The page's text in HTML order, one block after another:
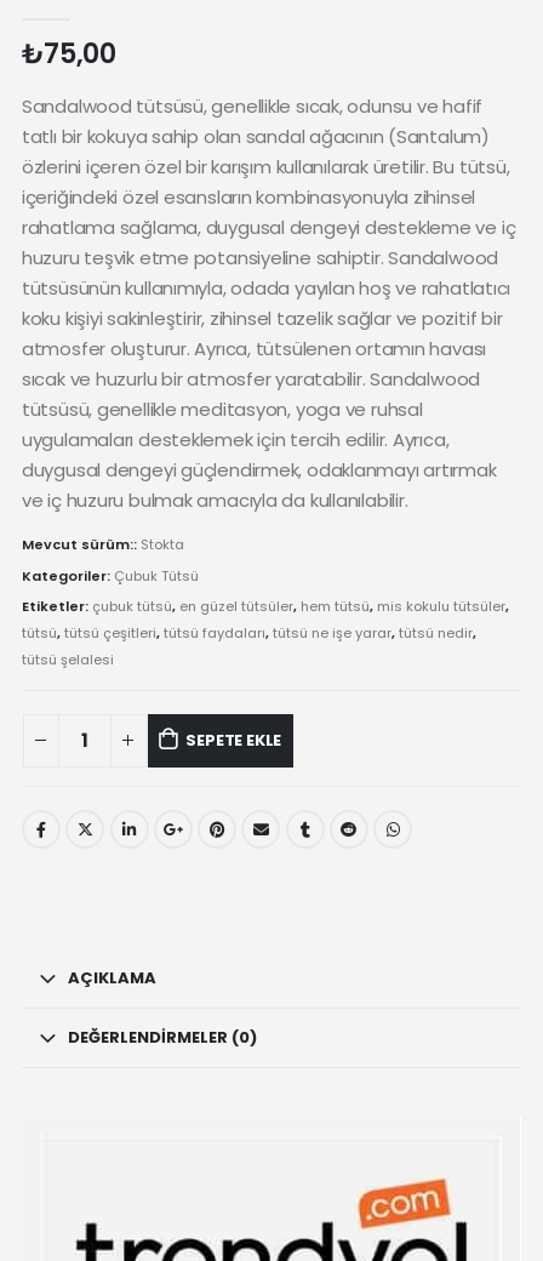
₺75,00
Sandalwood tütsüsü, genellikle sıcak, odunsu ve hafif
tatlı bir kokuya sahip olan sandal ağacının (Santalum)
özlerini içeren özel bir karışım kullanılarak üretilir. Bu tütsü,
içeriğindeki özel esansların kombinasyonuyla zihinsel
rahatlama sağlama, duygusal dengeyi destekleme ve iç
huzuru teşvik etme potansiyeline sahiptir. Sandalwood
tütsüsünün kullanımıyla, odada yayılan hoş ve rahatlatıcı
koku kişiyi sakinleştirir, zihinsel tazelik sağlar ve pozitif bir
atmosfer oluşturur. Ayrıca, tütsülenen ortamın havası
sıcak ve huzurlu bir atmosfer yaratabilir. Sandalwood
tütsüsü, genellikle meditasyon, yoga ve ruhsal
uygulamaları desteklemek için tercih edilir. Ayrıca,
duygusal dengeyi güçlendirmek, odaklanmayı artırmak
ve iç huzuru bulmak amacıyla da kullanılabilir.
Mevcut sürüm:: Stokta
Kategoriler: Çubuk Tütsü
Etiketler: çubuk tütsü, en güzel tütsüler, hem tütsü, mis kokulu tütsüler,
tütsü,tütsü çeşitleri,tütsü faydaları,tütsü ne işe yarar,tütsü nedir,
tütsü şelalesi
20
SEPETE EKLE
AÇIKLAMA
DEĞERLENDIRMELER (0)